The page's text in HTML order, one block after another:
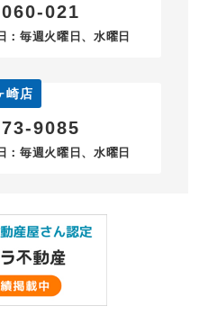
021
毎週火曜日、水曜日
崎店
9085
毎週火曜日、水曜日